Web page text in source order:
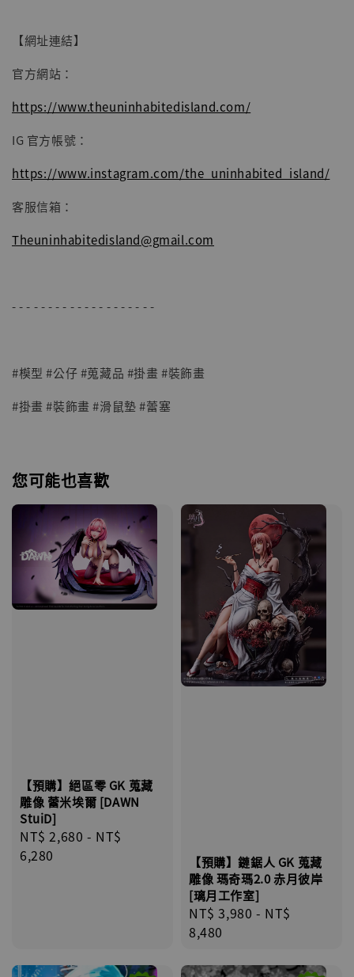
【網址連結】
官方網站：
https://www.theuninhabitedisland.com/
IG 官方帳號：
https://www.instagram.com/the_uninhabited_island/
客服信箱：
Theuninhabitedisland@gmail.com
- - - - - - - - - - - - - - - - - - - -
#模型 #公仔 #蒐藏品 #掛畫 #裝飾畫
#掛畫 #裝飾畫 #滑鼠墊 #蕾塞
您可能也喜歡
【預購】絕區零 GK 蒐藏
雕像 蕾米埃爾 [DAWN
StuiD]
Regular
price
NT$ 2,680 - NT$
6,280
【預購】鏈鋸人 GK 蒐藏
雕像 瑪奇瑪2.0 赤月彼岸
[璃月工作室]
Regular
price
NT$ 3,980 - NT$
8,480